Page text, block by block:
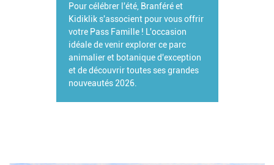
Pour célébrer l'été, Branféré et
Kidiklik s'associent pour vous offrir
votre Pass Famille ! L'occasion
idéale de venir explorer ce parc
animalier et botanique d'exception
et de découvrir toutes ses grandes
nouveautés 2026.